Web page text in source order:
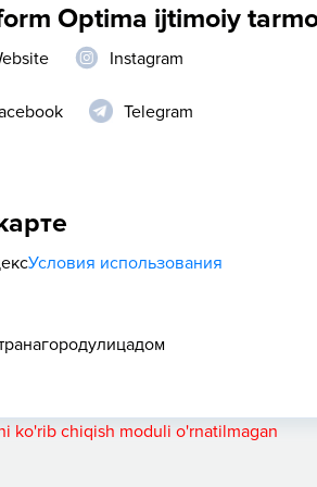
Optima ijtimoiy
Instagram
Telegram
Условия использования
городулицадом
ko'rib chiqish moduli o'rnatilmagan